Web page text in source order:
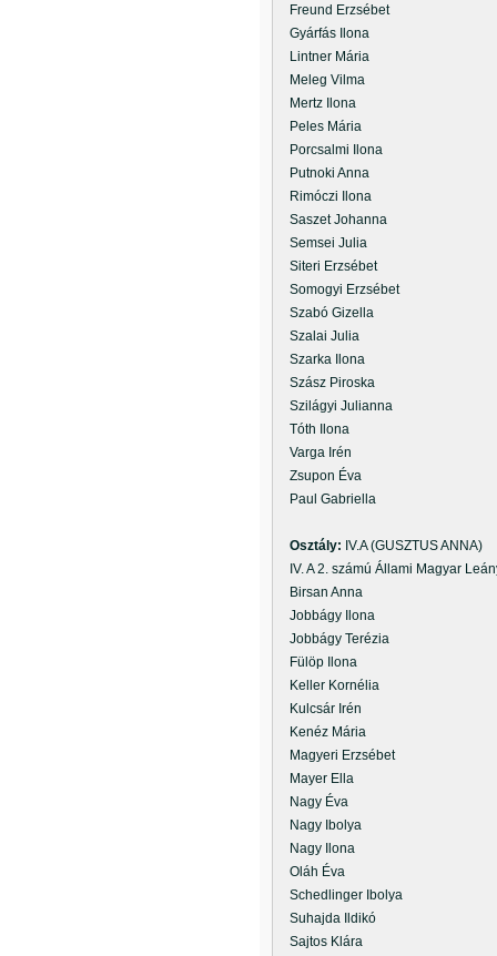
Freund Erzsébet
Gyárfás Ilona
Lintner Mária
Meleg Vilma
Mertz Ilona
Peles Mária
Porcsalmi Ilona
Putnoki Anna
Rimóczi Ilona
Saszet Johanna
Semsei Julia
Siteri Erzsébet
Somogyi Erzsébet
Szabó Gizella
Szalai Julia
Szarka Ilona
Szász Piroska
Szilágyi Julianna
Tóth Ilona
Varga Irén
Zsupon Éva
Paul Gabriella
Osztály: IV.A (GUSZTUS ANNA)
IV. A 2. számú Állami Magyar
Birsan Anna
Jobbágy Ilona
Jobbágy Terézia
Fülöp Ilona
Keller Kornélia
Kulcsár Irén
Kenéz Mária
Magyeri Erzsébet
Mayer Ella
Nagy Éva
Nagy Ibolya
Nagy Ilona
Oláh Éva
Schedlinger Ibolya
Suhajda Ildikó
Sajtos Klára